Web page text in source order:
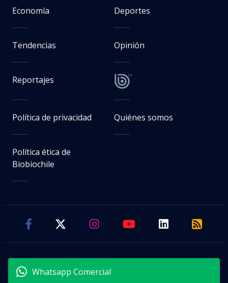
Economía Deportes
Tendencias Opinión
Reportajes
Política de privacidad Quiénes somos
Política ética de
Biobiochile
Whatsapp Comercial